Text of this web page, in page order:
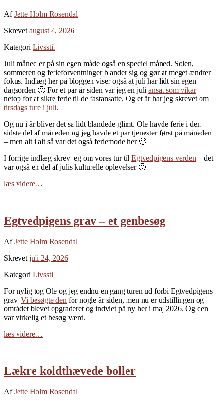
AfJette Holm Rosendal
Skrevet august 4, 2026
Kategori Livsstil
Juli måned er på sin egen måde også en speciel måned. Solen,
sommeren og ferieforventninger blander sig og gør at meget ændrer
fokus. Indlæg her på bloggen viser også at juli har lidt sin egen
dagsorden 🙂 For et par år siden var jeg en juli ansat som vikar–
netop for at sikre ferie til de fastansatte. Og et år har jeg skrevet om
tirsdags ture i juli.
Og nu i år bliver det så lidt blandede glimt. Ole havde ferie i den
sidste del af måneden og jeg havde et par tjenester først på måneden
– men alt i alt så var det også feriemode her 🙂
I forrige indlæg skrev jeg om vores tur til Egtvedpigens verden – det
var også en del af julis kulturelle oplevelser 🙂
læs videre…
Egtvedpigens grav – et genbesøg
AfJette Holm Rosendal
Skrevet juli 24, 2026
Kategori Livsstil
For nylig tog Ole og jeg endnu en gang turen ud forbi Egtvedpigens
grav. Vi besøgte den for nogle år siden, men nu er udstillingen og
området blevet opgraderet og indviet på ny her i maj 2026. Og den
var virkelig et besøg værd.
læs videre…
Lækre koldthævede boller
AfJette Holm Rosendal